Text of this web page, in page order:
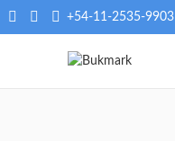
+54-11-2535-9903